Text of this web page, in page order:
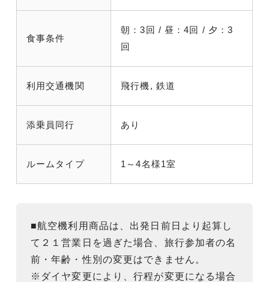
食事条件
朝：3回 / 昼：4回 / 夕：3
回
利用交通機関 飛行機, 鉄道
添乗員同行 あり
ルームタイプ 1～4名様1室
■航空機利用商品は、出発日前日より起算し
て２１営業日を過ぎた場合、旅行参加者の名
前・年齢・性別の変更はできません。
※ダイヤ変更により、行程が変更になる場合